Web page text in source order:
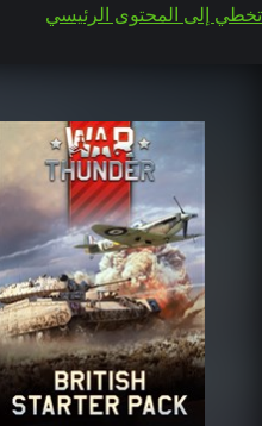
تخطي إلى المحتوى الرئيسي